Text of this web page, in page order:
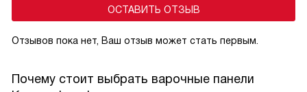
ОСТАВИТЬ ОТЗЫВ
Отзывов пока нет, Ваш отзыв может стать первым.
Почему стоит выбрать варочные панели